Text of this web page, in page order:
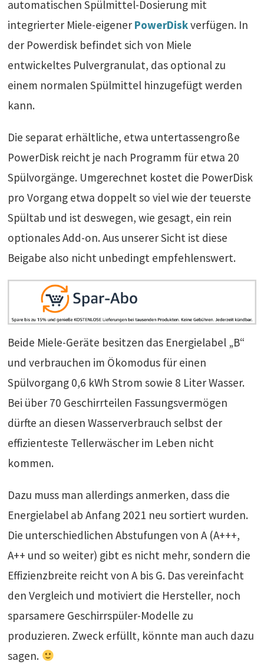
automatischen Spülmittel-Dosierung mit
integrierter Miele-eigener PowerDiskverfügen. In
der Powerdisk befindet sich von Miele
entwickeltes Pulvergranulat, das optional zu
einem normalen Spülmittel hinzugefügt werden
kann.
Die separat erhältliche, etwa untertassengroße
PowerDisk reicht je nach Programm für etwa 20
Spülvorgänge. Umgerechnet kostet die PowerDisk
pro Vorgang etwa doppelt so viel wie der teuerste
Spültab und ist deswegen, wie gesagt, ein rein
optionales Add-on. Aus unserer Sicht ist diese
Beigabe also nicht unbedingt empfehlenswert.
Beide Miele-Geräte besitzen das Energielabel „B“
und verbrauchen im Ökomodus für einen
Spülvorgang 0,6 kWh Strom sowie 8 Liter Wasser.
Bei über 70 Geschirrteilen Fassungsvermögen
dürfte an diesen Wasserverbrauch selbst der
effizienteste Tellerwäscher im Leben nicht
kommen.
Dazu muss man allerdings anmerken, dass die
Energielabel ab Anfang 2021 neu sortiert wurden.
Die unterschiedlichen Abstufungen von A (A+++,
A++ und so weiter) gibt es nicht mehr, sondern die
Effizienzbreite reicht von A bis G. Das vereinfacht
den Vergleich und motiviert die Hersteller, noch
sparsamere Geschirrspüler-Modelle zu
produzieren. Zweck erfüllt, könnte man auch dazu
sagen.